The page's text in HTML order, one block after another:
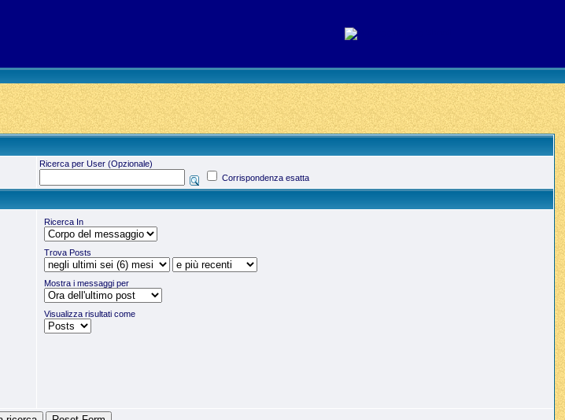
Ricerca per User (Opzionale)
Corrispondenza esatta
Ricerca In
Trova Posts
Mostra i messaggi per
Visualizza risultati come